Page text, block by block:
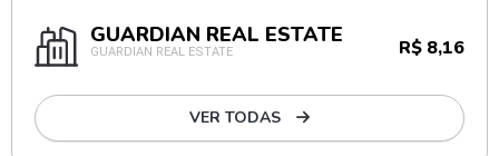
GUARDIAN REAL ESTATE
GUARDIAN REAL ESTATE R$ 8,16
VER TODAS